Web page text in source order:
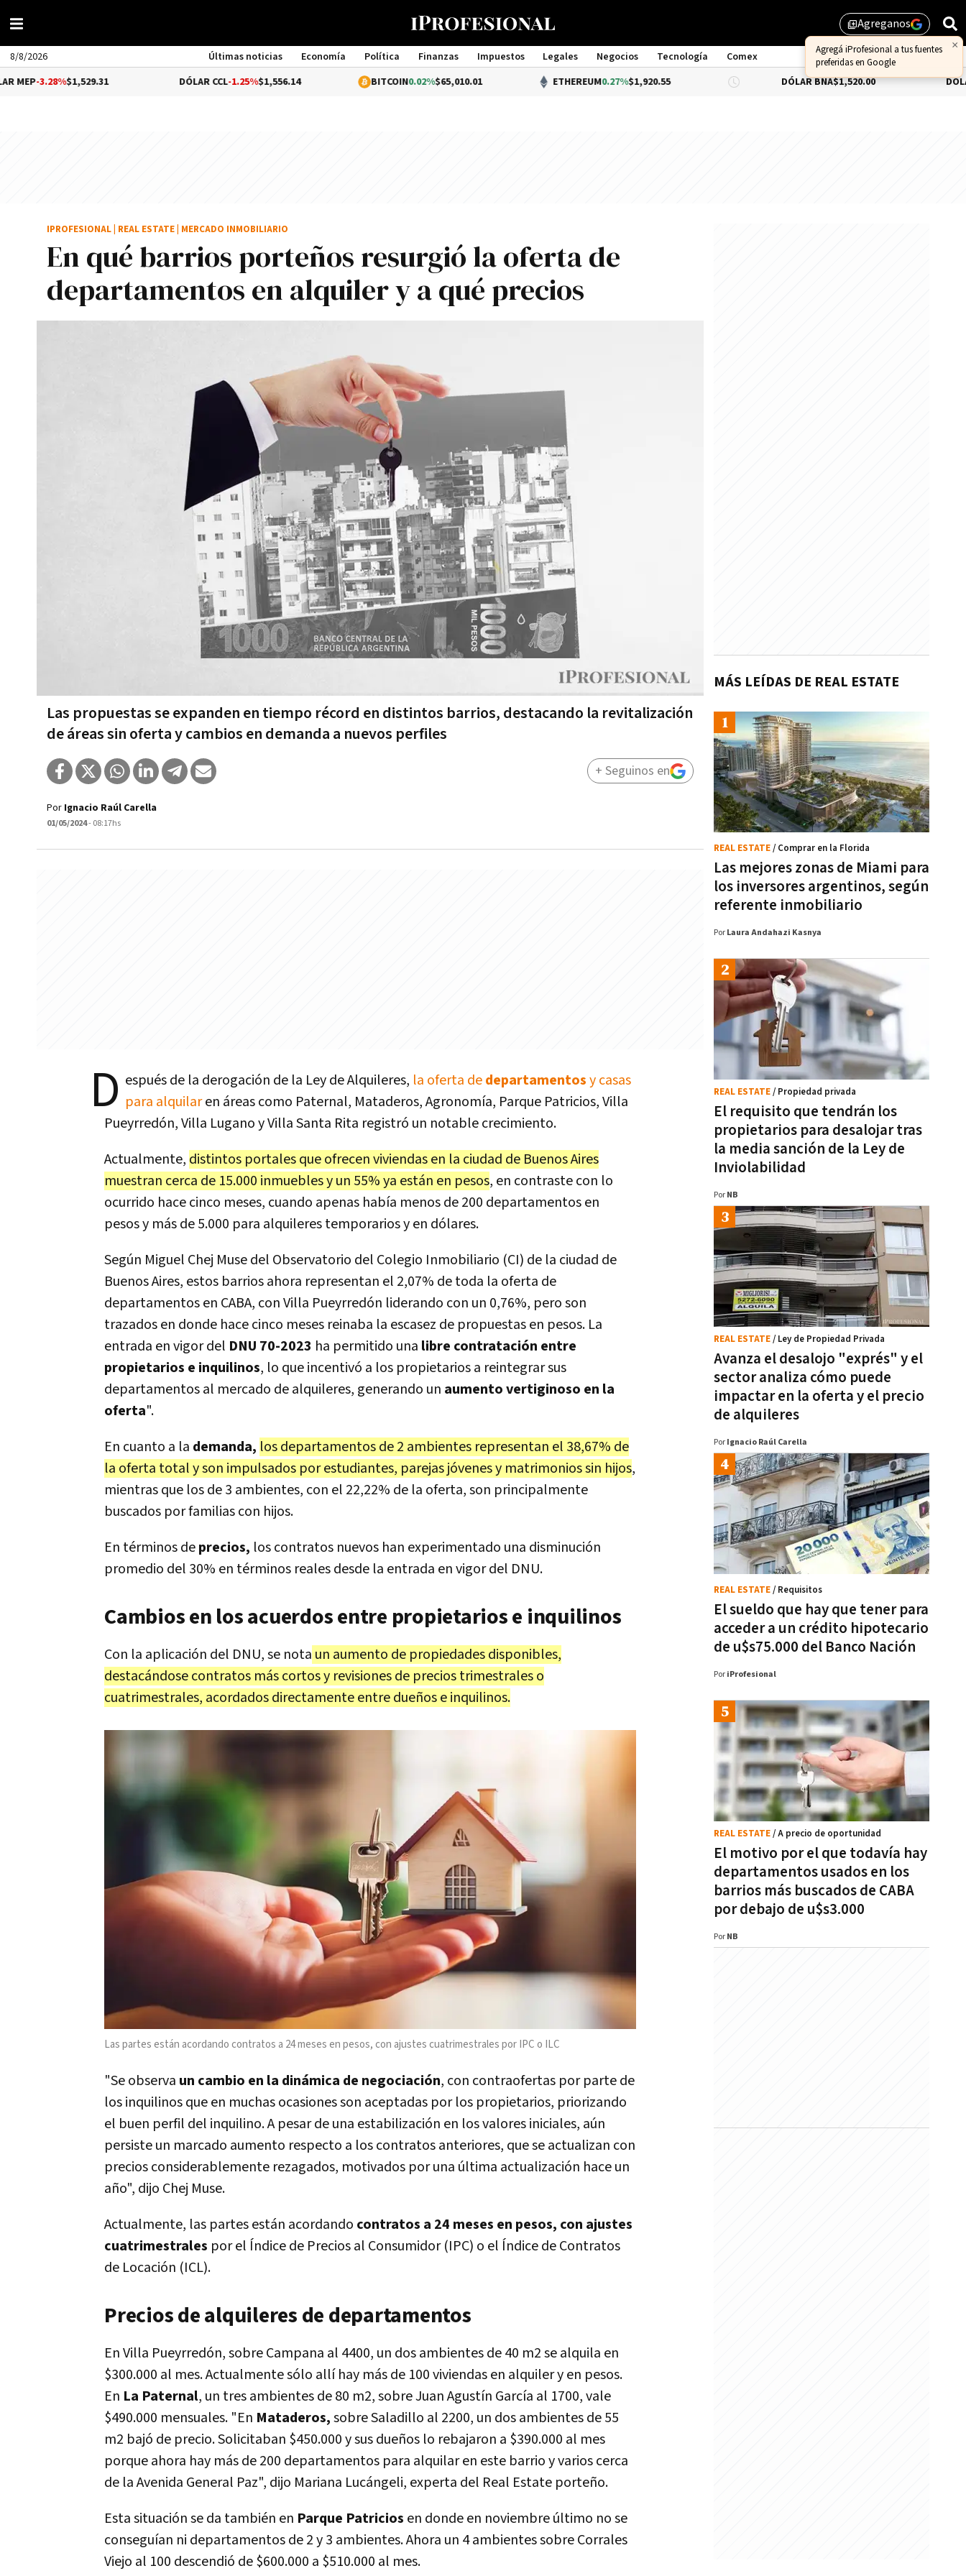
library_addAgreganos
8/8/2026 Últimas noticias Economía Política Finanzas Impuestos Legales Negocios Tecnología
Comex
Management
$1,529.31 -1.25%$1,556.14 0.02%$65,010.01 ETHEREUM0.27%$1,920.55 DÓLAR BNA $1,520.00 DÓLAR BLUE-
En qué barrios porteños resurgió la oferta de
departamentos en alquiler y a qué precios
Las propuestas se expanden en tiempo récord en distintos barrios, destacando la revitalización
de áreas sin oferta y cambios en demanda a nuevos perfiles
IPROFESIONAL REAL ESTATE MERCADO INMOBILIARIO
Por Ignacio Raúl Carella
01/05/2024- 08:17hs
+ Seguinos en
D espués de la derogación de la Ley de Alquileres, la oferta dedepartamentosy casas
para alquilaren áreas como Paternal, Mataderos, Agronomía, Parque Patricios, Villa
Pueyrredón, Villa Lugano y Villa Santa Rita registró un notable crecimiento.
Actualmente, distintos portales que ofrecen viviendas en la ciudad de Buenos Aires
muestran cerca de 15.000 inmuebles y un 55% ya están en pesos, en contraste con lo
ocurrido hace cinco meses, cuando apenas había menos de 200 departamentos en
pesos y más de 5.000 para alquileres temporarios y en dólares.
Según Miguel Chej Muse del Observatorio del Colegio Inmobiliario (CI) de la ciudad de
Buenos Aires, estos barrios ahora representan el 2,07% de toda la oferta de
departamentos en CABA, con Villa Pueyrredón liderando con un 0,76%, pero son
trazados en donde hace cinco meses reinaba la escasez de propuestas en pesos. La
entrada en vigor del DNU 70-2023 ha permitido una libre contratación entre
propietarios e inquilinos, lo que incentivó a los propietarios a reintegrar sus
departamentos al mercado de alquileres, generando un aumento vertiginoso en la
oferta".
En cuanto a la demanda, los departamentos de 2 ambientes representan el 38,67% de
la oferta total y son impulsados por estudiantes, parejas jóvenes y matrimonios sin hijos,
mientras que los de 3 ambientes, con el 22,22% de la oferta, son principalmente
buscados por familias con hijos.
En términos deprecios, los contratos nuevos han experimentado una disminución
promedio del 30% en términos reales desde la entrada en vigor del DNU.
Cambios en los acuerdos entre propietarios e inquilinos
Con la aplicación del DNU, se nota un aumento de propiedades disponibles,
destacándose contratos más cortos y revisiones de precios trimestrales o
cuatrimestrales, acordados directamente entre dueños e inquilinos.
Las partes están acordando contratos a 24 meses en pesos, con ajustes cuatrimestrales por IPC o ILC
"Se observa un cambio en la dinámica de negociación, con contraofertas por parte de
los inquilinos que en muchas ocasiones son aceptadas por los propietarios, priorizando
el buen perfil del inquilino. A pesar de una estabilización en los valores iniciales, aún
persiste un marcado aumento respecto a los contratos anteriores, que se actualizan con
precios considerablemente rezagados, motivados por una última actualización hace un
año", dijo Chej Muse.
Actualmente, las partes están acordando contratos a 24 meses en pesos, con ajustes
cuatrimestrales por el Índice de Precios al Consumidor (IPC) o el Índice de Contratos
de Locación (ICL).
Precios de alquileres de departamentos
En Villa Pueyrredón, sobre Campana al 4400, un dos ambientes de 40 m2 se alquila en
$300.000 al mes. Actualmente sólo allí hay más de 100 viviendas en alquiler y en pesos.
En La Paternal, un tres ambientes de 80 m2, sobre Juan Agustín García al 1700, vale
$490.000 mensuales. "En Mataderos,sobre Saladillo al 2200, un dos ambientes de 55
m2 bajó de precio. Solicitaban $450.000 y sus dueños lo rebajaron a $390.000 al mes
porque ahora hay más de 200 departamentos para alquilar en este barrio y varios cerca
de la Avenida General Paz", dijo Mariana Lucángeli, experta del Real Estate porteño.
Esta situación se da también en Parque Patricios en donde en noviembre último no se
conseguían ni departamentos de 2 y 3 ambientes. Ahora un 4 ambientes sobre Corrales
Viejo al 100 descendió de $600.000 a $510.000 al mes.
MÁS LEÍDAS DE REAL ESTATE
Las mejores zonas de Miami para
los inversores argentinos, según
referente inmobiliario
REAL ESTATE/ Comprar en la Florida
Por Laura Andahazi Kasnya
El requisito que tendrán los
propietarios para desalojar tras
la media sanción de la Ley de
Inviolabilidad
REAL ESTATE/ Propiedad privada
Por NB
Avanza el desalojo "exprés" y el
sector analiza cómo puede
impactar en la oferta y el precio
de alquileres
REAL ESTATE/ Ley de Propiedad Privada
Por Ignacio Raúl Carella
El sueldo que hay que tener para
acceder a un crédito hipotecario
de u$s75.000 del Banco Nación
REAL ESTATE/ Requisitos
Por iProfesional
El motivo por el que todavía hay
departamentos usados en los
barrios más buscados de CABA
por debajo de u$s3.000
REAL ESTATE/ A precio de oportunidad
Por NB